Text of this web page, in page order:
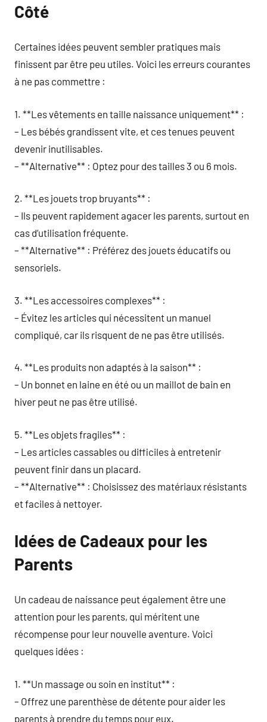
Côté
Certaines idées peuvent sembler pratiques mais
finissent par être peu utiles. Voici les erreurs courantes
à ne pas commettre :
1. **Les vêtements en taille naissance uniquement** :
– Les bébés grandissent vite, et ces tenues peuvent
devenir inutilisables.
– **Alternative** : Optez pour des tailles 3 ou 6 mois.
2. **Les jouets trop bruyants** :
– Ils peuvent rapidement agacer les parents, surtout en
cas d’utilisation fréquente.
– **Alternative** : Préférez des jouets éducatifs ou
sensoriels.
3. **Les accessoires complexes** :
– Évitez les articles qui nécessitent un manuel
compliqué, car ils risquent de ne pas être utilisés.
4. **Les produits non adaptés à la saison** :
– Un bonnet en laine en été ou un maillot de bain en
hiver peut ne pas être utilisé.
5. **Les objets fragiles** :
– Les articles cassables ou difficiles à entretenir
peuvent finir dans un placard.
– **Alternative** : Choisissez des matériaux résistants
et faciles à nettoyer.
Idées de Cadeaux pour les
Parents
Un cadeau de naissance peut également être une
attention pour les parents, qui méritent une
récompense pour leur nouvelle aventure. Voici
quelques idées :
1. **Un massage ou soin en institut** :
– Offrez une parenthèse de détente pour aider les
parents à prendre du temps pour eux.